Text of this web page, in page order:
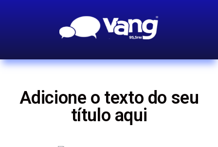
Adicione o texto do seu
título aqui